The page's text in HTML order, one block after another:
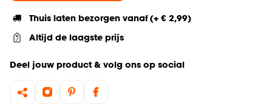
Thuis laten bezorgen vanaf (+ € 2,99)
Altijd de laagste prijs
Deel jouw product & volg ons op social